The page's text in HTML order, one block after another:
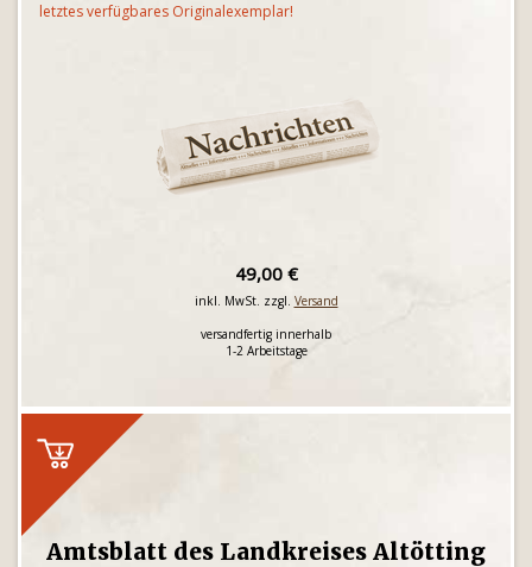
letztes verfügbares Originalexemplar!
49,00 €
inkl. MwSt. zzgl. Versand
versandfertig innerhalb
1-2 Arbeitstage
Amtsblatt des Landkreises Altötting